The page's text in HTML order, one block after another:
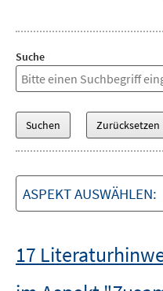
Suche
ASPEKT AUSWÄHLEN:
17